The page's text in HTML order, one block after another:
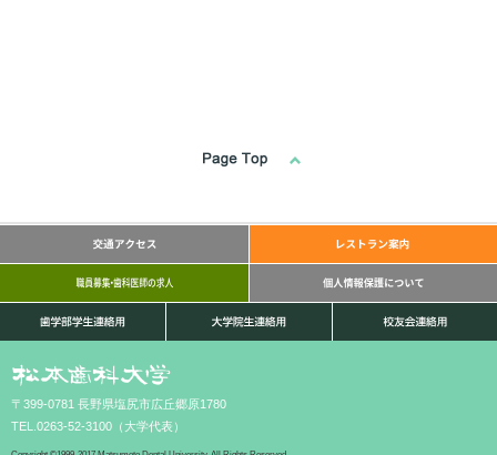
〒399-0781 長野県塩尻市広丘郷原1780
TEL.0263-52-3100（大学代表）